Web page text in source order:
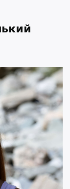
в любой
почти не
сразу
а